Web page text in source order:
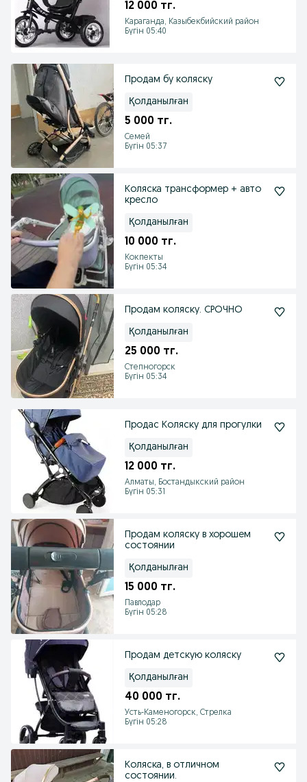
12 000 тг.
Караганда, Казыбекбийский район
Бүгін 05:40
Продам бу коляску
Қолданылған
5 000 тг.
Семей
Бүгін 05:37
Коляска трансформер + авто
кресло
Қолданылған
10 000 тг.
Кокпекты
Бүгін 05:34
Продам коляску. СРОЧНО
Қолданылған
25 000 тг.
Степногорск
Бүгін 05:34
Продас Коляску для прогулки
Қолданылған
12 000 тг.
Алматы, Бостандыкский район
Бүгін 05:31
Продам коляску в хорошем
состоянии
Қолданылған
15 000 тг.
Павлодар
Бүгін 05:28
Продам детскую коляску
Қолданылған
40 000 тг.
Усть-Каменогорск, Стрелка
Бүгін 05:28
Коляска, в отличном
состоянии.